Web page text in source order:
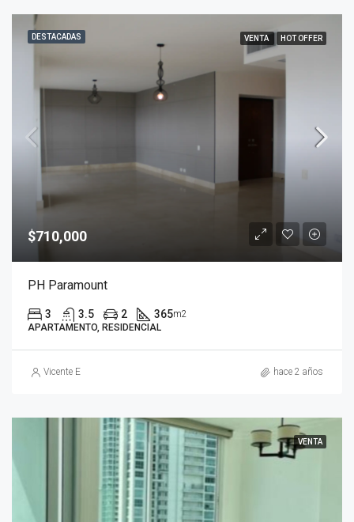
DESTACADAS VENTA HOT OFFER
$710,000
PH Paramount
3 3.5 2 365m2
APARTAMENTO, RESIDENCIAL
Vicente E hace 2 años
VENTA